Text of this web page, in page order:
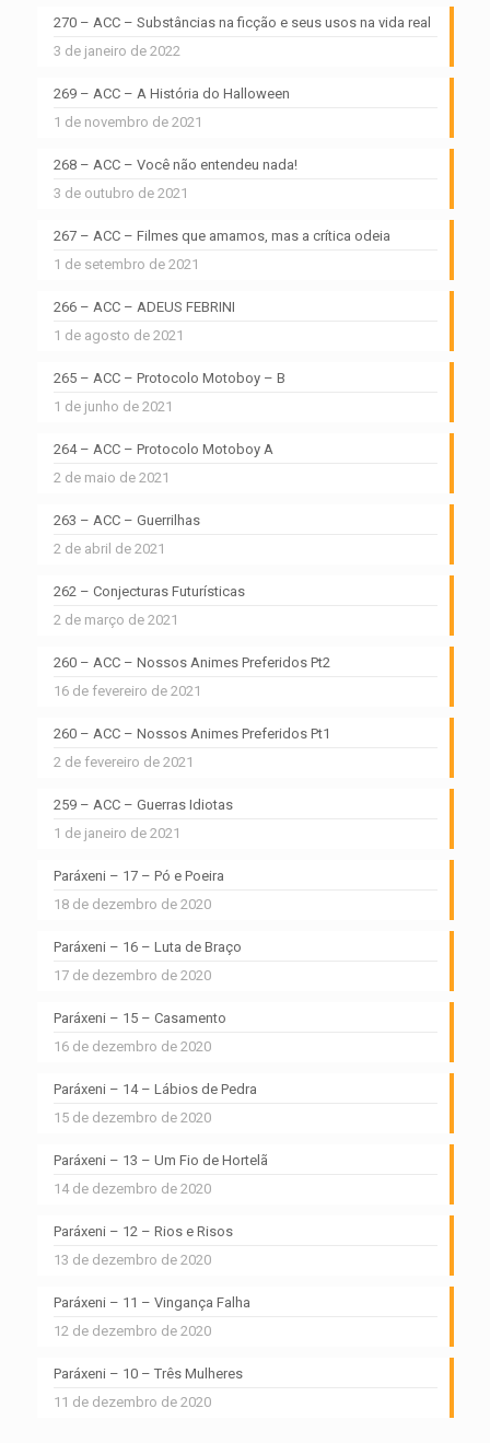
270 – ACC – Substâncias na ficção e seus usos na vida real
3 de janeiro de 2022
269 – ACC – A História do Halloween
1 de novembro de 2021
268 – ACC – Você não entendeu nada!
3 de outubro de 2021
267 – ACC – Filmes que amamos, mas a crítica odeia
1 de setembro de 2021
266 – ACC – ADEUS FEBRINI
1 de agosto de 2021
265 – ACC – Protocolo Motoboy – B
1 de junho de 2021
264 – ACC – Protocolo Motoboy A
2 de maio de 2021
263 – ACC – Guerrilhas
2 de abril de 2021
262 – Conjecturas Futurísticas
2 de março de 2021
260 – ACC – Nossos Animes Preferidos Pt2
16 de fevereiro de 2021
260 – ACC – Nossos Animes Preferidos Pt1
2 de fevereiro de 2021
259 – ACC – Guerras Idiotas
1 de janeiro de 2021
Paráxeni – 17 – Pó e Poeira
18 de dezembro de 2020
Paráxeni – 16 – Luta de Braço
17 de dezembro de 2020
Paráxeni – 15 – Casamento
16 de dezembro de 2020
Paráxeni – 14 – Lábios de Pedra
15 de dezembro de 2020
Paráxeni – 13 – Um Fio de Hortelã
14 de dezembro de 2020
Paráxeni – 12 – Rios e Risos
13 de dezembro de 2020
Paráxeni – 11 – Vingança Falha
12 de dezembro de 2020
Paráxeni – 10 – Três Mulheres
11 de dezembro de 2020